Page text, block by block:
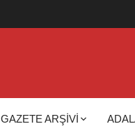
GAZETE ARŞİVİ